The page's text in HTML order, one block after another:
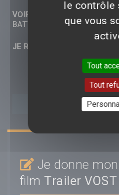
VOIR LES RÉACTIONS (0)
BATTLESHIP ISLAND
JE RÉAGIS :
Je donne
film Trailer VOST
le contrôle
que vous
Tout
Tout